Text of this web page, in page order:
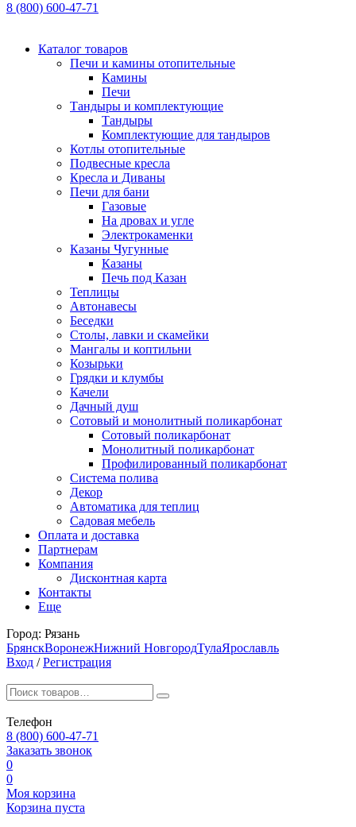
8 (800) 600-47-71
Каталог товаров
Печи и камины отопительные
Камины
Печи
Тандыры и комплектующие
Тандыры
Комплектующие для тандыров
Котлы отопительные
Подвесные кресла
Кресла и Диваны
Печи для бани
Газовые
На дровах и угле
Электрокаменки
Казаны Чугунные
Казаны
Печь под Казан
Теплицы
Автонавесы
Беседки
Столы, лавки и скамейки
Мангалы и коптильни
Козырьки
Грядки и клумбы
Качели
Дачный душ
Сотовый и монолитный поликарбонат
Сотовый поликарбонат
Монолитный поликарбонат
Профилированный поликарбонат
Система полива
Декор
Автоматика для теплиц
Садовая мебель
Оплата и доставка
Партнерам
Компания
Дисконтная карта
Контакты
Еще
Город: Рязань
БрянскВоронежНижний НовгородТулаЯрославль
Вход / Регистрация
Телефон
8 (800) 600-47-71
Заказать звонок
0
0
Моя корзина
Корзина пуста